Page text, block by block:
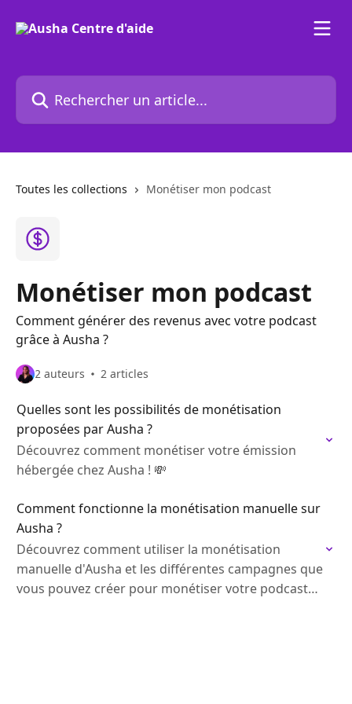
Rechercher un article...
Toutes les collections Monétiser mon podcast
Monétiser mon podcast
Comment générer des revenus avec votre podcast
grâce à Ausha ?
2 auteurs 2 articles
Quelles sont les possibilités de monétisation
proposées par Ausha ?
Découvrez comment monétiser votre émission
hébergée chez Ausha ! 💸
Comment fonctionne la monétisation manuelle sur
Ausha ?
Découvrez comment utiliser la monétisation
manuelle d'Ausha et les différentes campagnes que
vous pouvez créer pour monétiser votre podcast